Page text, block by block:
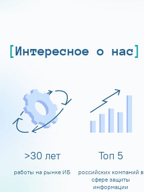
Интересное о нас
>30 лет
работы на рынке ИБ
Топ 5
российских компаний в
сфере защиты
информации